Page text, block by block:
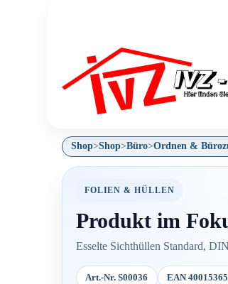
Shop>Shop>Büro>Ordnen &
FOLIEN & HÜLLEN
Produkt im
Esselte Sichthüllen Standard,
Art.-Nr. S00036 EAN